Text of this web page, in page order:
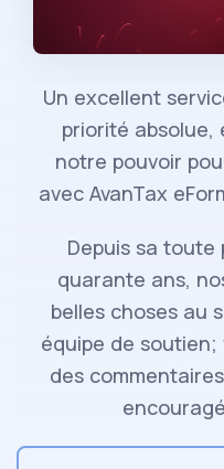
Un excellent
priorité
notre pouvoir
avec AvanTax
Depuis sa toute
quarante ans,
belles choses au
équipe de
des